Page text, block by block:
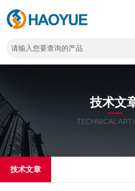
技术文
TECHNICAL
技术文章